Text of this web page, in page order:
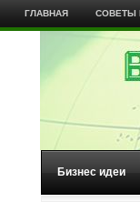
ГЛАВНАЯ СОВЕТЫ
Бизнес идеи